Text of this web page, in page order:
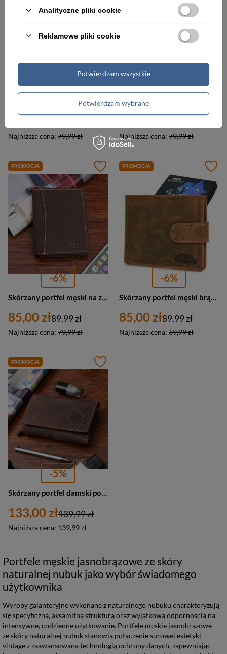
Skórzany portfel męski brązowy nubuk wzór Ciężarówka Tir RFiD - Beltimore R89
Najniższa cena: 79,99 zł Najniższa cena: 79,99 zł
PROMOCJA
-6%
85,00 zł
Najniższa cena: 79,99 zł
89,99 zł
PROMOCJA
-6%
85,00 zł
Najniższa cena: 69,99 zł
89,99 zł
PROMOCJA
-5%
Skórzany portfel damski poziomy nubukowy brązowy Beltimore S73
133,00 zł
Najniższa cena: 139,99 zł
139,99 zł
Portfele męskie jasnobrązowe ze skóry
naturalnej nubuk jako wybór świadomego
użytkownika
Wyroby galanteryjne wykonane z naturalnego nubuku charakteryzują
się specyficzną, aksamitną strukturą oraz wyjątkową odpornością na
intensywne, codzienne użytkowanie. Portfele męskie jasnobrązowe
ze skóry naturalnej nubuk stanowią połączenie surowej estetyki
vintage z zaawansowaną technologią ochrony danych, zapewniając
Analityczne pliki cookie
Reklamowe pliki cookie
Potwierdzam wybrane
Potwierdzam wszystkie